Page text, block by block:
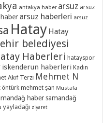
antakya haber arsuz arsuz
arsuz haberleri arsuz
Hatay Hatay
belediyesi
Haberleri hatayspor
iskenderun haberleri Kadın
Akif Terzi Mehmet N
öntürk mehmet şan Mustafa
haber samandağ
yayladağı ziyaret